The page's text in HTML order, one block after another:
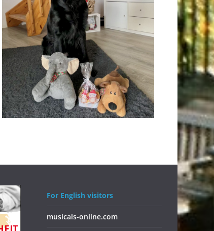
For English visitors
musicals-online.com